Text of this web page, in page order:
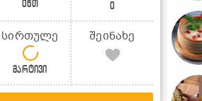
0წთ 0
სირთულე
მარტივი
შეინახე